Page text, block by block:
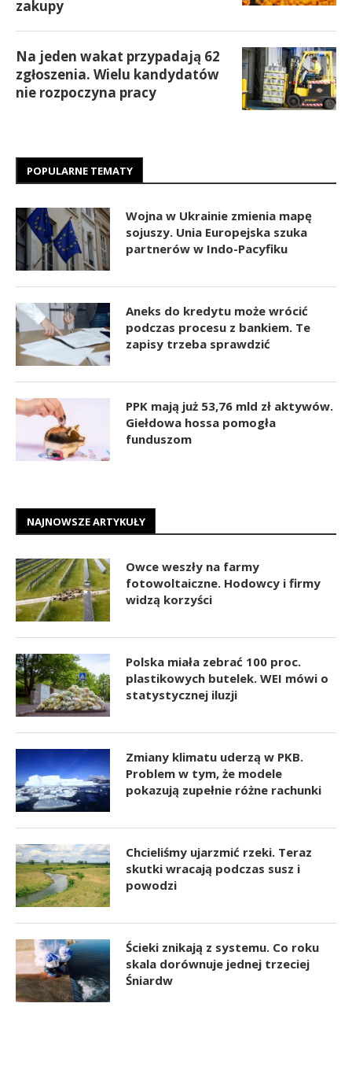
zakupy
Na jeden wakat przypadają 62
zgłoszenia. Wielu kandydatów
nie rozpoczyna pracy
POPULARNE TEMATY
Wojna w Ukrainie zmienia mapę
sojuszy. Unia Europejska szuka
partnerów w Indo-Pacyfiku
Aneks do kredytu może wrócić
podczas procesu z bankiem. Te
zapisy trzeba sprawdzić
PPK mają już 53,76 mld zł aktywów.
Giełdowa hossa pomogła
funduszom
NAJNOWSZE ARTYKUŁY
Owce weszły na farmy
fotowoltaiczne. Hodowcy i firmy
widzą korzyści
Polska miała zebrać 100 proc.
plastikowych butelek. WEI mówi o
statystycznej iluzji
Zmiany klimatu uderzą w PKB.
Problem w tym, że modele
pokazują zupełnie różne rachunki
Chcieliśmy ujarzmić rzeki. Teraz
skutki wracają podczas susz i
powodzi
Ścieki znikają z systemu. Co roku
skala dorównuje jednej trzeciej
Śniardw